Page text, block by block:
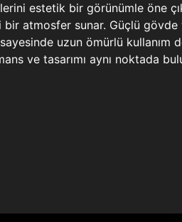
estetik bir görünümle öne
atmosfer sunar. Güçlü gövde
uzun ömürlü kullanım
ve tasarımı aynı noktada